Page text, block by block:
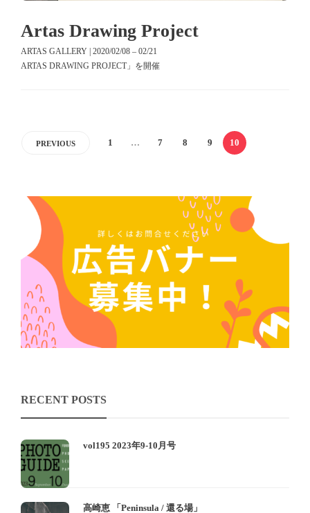
Artas Drawing Project
ARTAS GALLERY | 2020/02/08 – 02/21
ARTAS DRAWING PROJECT」を開催
PREVIOUS 1 … 7 8 9 10
RECENT POSTS
vol195 2023年9-10月号
高崎恵 「Peninsula / 還る場」